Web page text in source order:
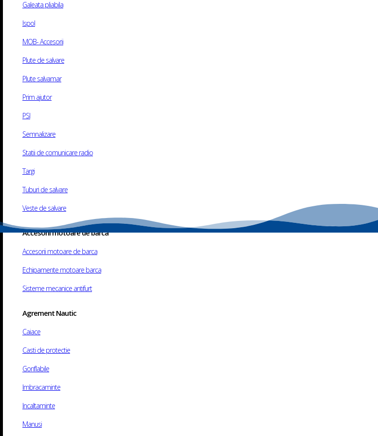
Galeata pliabila
Ispol
MOB- Accesorii
Plute de salvare
Plute salvamar
Prim ajutor
PSI
Semnalizare
Statii de comunicare radio
Targi
Tuburi de salvare
Veste de salvare
Accesorii motoare de barca
Accesorii motoare de barca
Echipamente motoare barca
Sisteme mecanice antifurt
Agrement Nautic
Caiace
Casti de protectie
Gonflabile
Imbracaminte
Incaltaminte
Manusi
Politica Cookie
Program
Sambata: Inchis
Duminica: Inchis
Webdesign​